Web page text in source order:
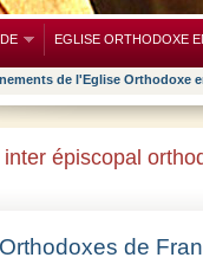
EGLISE ORTHODOXE
de l'Eglise Orthodoxe
épiscopal
de